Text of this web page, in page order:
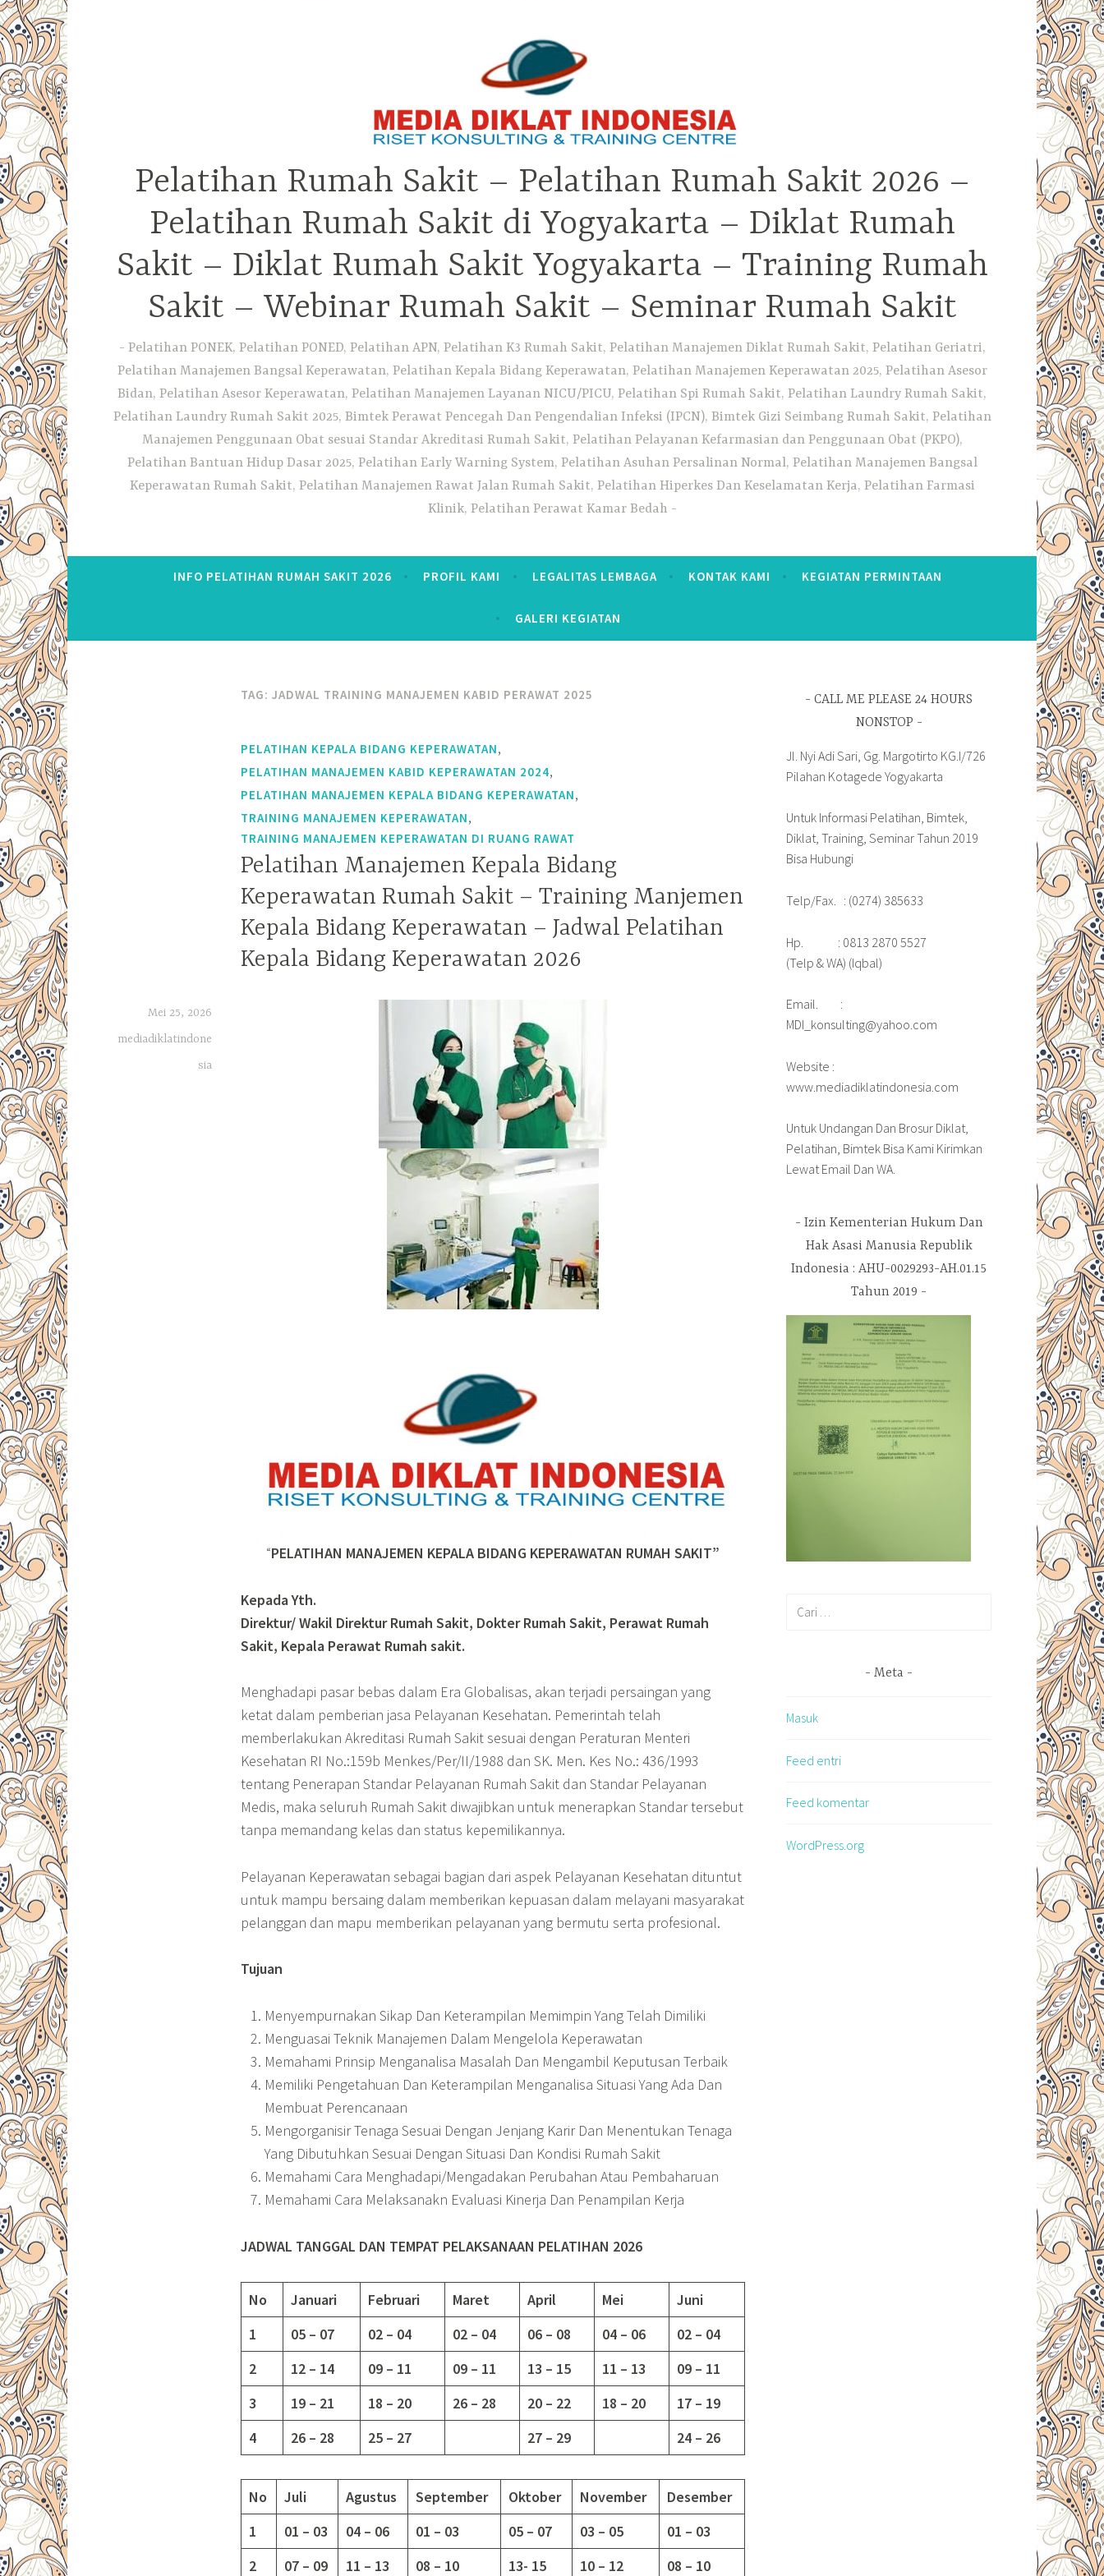
Pelatihan Rumah Sakit – Pelatihan Rumah Sakit 2026 –
Pelatihan Rumah Sakit di Yogyakarta – Diklat Rumah
Sakit – Diklat Rumah Sakit Yogyakarta – Training Rumah
Sakit – Webinar Rumah Sakit – Seminar Rumah Sakit
Pelatihan PONEK, Pelatihan PONED, Pelatihan APN, Pelatihan K3 Rumah Sakit, Pelatihan Manajemen Diklat Rumah Sakit, Pelatihan Geriatri,
Pelatihan Manajemen Bangsal Keperawatan, Pelatihan Kepala Bidang Keperawatan, Pelatihan Manajemen Keperawatan 2025, Pelatihan Asesor
Bidan, Pelatihan Asesor Keperawatan, Pelatihan Manajemen Layanan NICU/PICU, Pelatihan Spi Rumah Sakit, Pelatihan Laundry Rumah Sakit,
Pelatihan Laundry Rumah Sakit 2025, Bimtek Perawat Pencegah Dan Pengendalian Infeksi (IPCN), Bimtek Gizi Seimbang Rumah Sakit, Pelatihan
Manajemen Penggunaan Obat sesuai Standar Akreditasi Rumah Sakit, Pelatihan Pelayanan Kefarmasian dan Penggunaan Obat (PKPO),
Pelatihan Bantuan Hidup Dasar 2025, Pelatihan Early Warning System, Pelatihan Asuhan Persalinan Normal, Pelatihan Manajemen Bangsal
Keperawatan Rumah Sakit, Pelatihan Manajemen Rawat Jalan Rumah Sakit, Pelatihan Hiperkes Dan Keselamatan Kerja, Pelatihan Farmasi
Klinik, Pelatihan Perawat Kamar Bedah
INFO PELATIHAN RUMAH SAKIT 2026 PROFIL KAMI LEGALITAS LEMBAGA KONTAK KAMI KEGIATAN PERMINTAAN
GALERI KEGIATAN
TAG: JADWAL TRAINING MANAJEMEN KABID PERAWAT 2025
PELATIHAN KEPALA BIDANG KEPERAWATAN,
PELATIHAN MANAJEMEN KABID KEPERAWATAN 2024,
PELATIHAN MANAJEMEN KEPALA BIDANG KEPERAWATAN,
TRAINING MANAJEMEN KEPERAWATAN,
TRAINING MANAJEMEN KEPERAWATAN DI RUANG RAWAT
Pelatihan Manajemen Kepala Bidang
Keperawatan Rumah Sakit – Training Manjemen
Kepala Bidang Keperawatan – Jadwal Pelatihan
Kepala Bidang Keperawatan 2026
Mei 25, 2026
mediadiklatindone
sia
“PELATIHAN MANAJEMEN KEPALA BIDANG KEPERAWATAN RUMAH SAKIT”
Kepada Yth.
Direktur/ Wakil Direktur Rumah Sakit, Dokter Rumah Sakit, Perawat Rumah
Sakit, Kepala Perawat Rumah sakit.
Menghadapi pasar bebas dalam Era Globalisas, akan terjadi persaingan yang
ketat dalam pemberian jasa Pelayanan Kesehatan. Pemerintah telah
memberlakukan Akreditasi Rumah Sakit sesuai dengan Peraturan Menteri
Kesehatan RI No.:159b Menkes/Per/II/1988 dan SK. Men. Kes No.: 436/1993
tentang Penerapan Standar Pelayanan Rumah Sakit dan Standar Pelayanan
Medis, maka seluruh Rumah Sakit diwajibkan untuk menerapkan Standar tersebut
tanpa memandang kelas dan status kepemilikannya.
Pelayanan Keperawatan sebagai bagian dari aspek Pelayanan Kesehatan dituntut
untuk mampu bersaing dalam memberikan kepuasan dalam melayani masyarakat
pelanggan dan mapu memberikan pelayanan yang bermutu serta profesional.
Tujuan
Menyempurnakan Sikap Dan Keterampilan Memimpin Yang Telah Dimiliki
Menguasai Teknik Manajemen Dalam Mengelola Keperawatan
Memahami Prinsip Menganalisa Masalah Dan Mengambil Keputusan Terbaik
Memiliki Pengetahuan Dan Keterampilan Menganalisa Situasi Yang Ada Dan
Membuat Perencanaan
Mengorganisir Tenaga Sesuai Dengan Jenjang Karir Dan Menentukan Tenaga
Yang Dibutuhkan Sesuai Dengan Situasi Dan Kondisi Rumah Sakit
Memahami Cara Menghadapi/Mengadakan Perubahan Atau Pembaharuan
Memahami Cara Melaksanakn Evaluasi Kinerja Dan Penampilan Kerja
JADWAL TANGGAL DAN TEMPAT PELAKSANAAN PELATIHAN 2026
No Januari Februari Maret April Mei
Juni
1
05 – 07 02 – 04 02 – 04 06 – 08 04 – 06
02 – 04
2
12 – 14 09 – 11 09 – 11 13 – 15 11 – 13
09 – 11
3
19 – 21 18 – 20 26 – 28 20 – 22 18 – 20
17 – 19
4
26 – 28 25 – 27 27 – 29 24 – 26
No Juli Agustus September Oktober November
Desember
1
01 – 03 04 – 06 01 – 03 05 – 07 03 – 05
01 – 03
2
07 – 09 11 – 13 08 – 10 13- 15 10 – 12 08 – 10
CALL ME PLEASE 24 HOURS
NONSTOP
Jl. Nyi Adi Sari, Gg. Margotirto KG.I/726
Pilahan Kotagede Yogyakarta
Untuk Informasi Pelatihan, Bimtek,
Diklat, Training, Seminar Tahun 2019
Bisa Hubungi
Telp/Fax. : (0274) 385633
Hp. : 0813 2870 5527
(Telp & WA) (Iqbal)
Email. :
MDI_konsulting@yahoo.com
Website :
www.mediadiklatindonesia.com
Untuk Undangan Dan Brosur Diklat,
Pelatihan, Bimtek Bisa Kami Kirimkan
Lewat Email Dan WA.
Izin Kementerian Hukum Dan
Hak Asasi Manusia Republik
Indonesia : AHU-0029293-AH.01.15
Tahun 2019
Meta
Masuk
Feed entri
Feed komentar
WordPress.org